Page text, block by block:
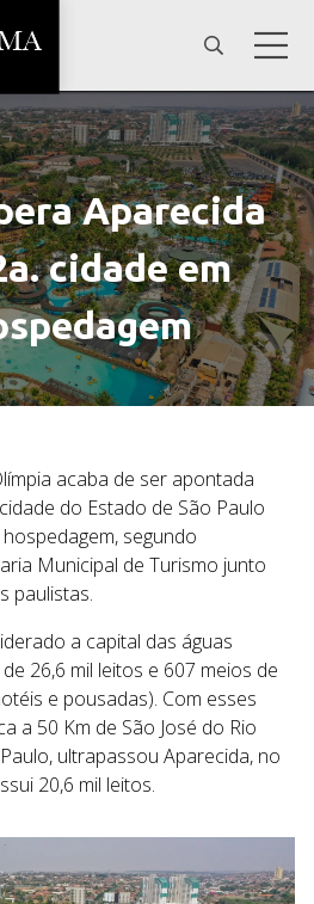
Aparecida
cidade em
acaba de ser apontada
do Estado de São Paulo
segundo
Municipal de Turismo junto
paulistas.
a capital das águas
26,6 mil leitos e 607 meios de
e pousadas). Com esses
a 50 Km de São José do Rio
ultrapassou Aparecida, no
20,6 mil leitos.